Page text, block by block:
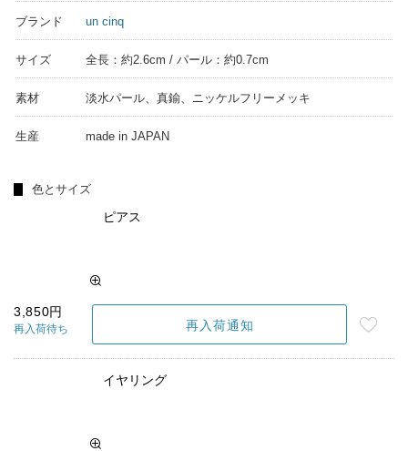
ブランド un cinq
サイズ 全長：約2.6cm / パール：約0.7cm
素材 淡水パール、真鍮、ニッケルフリーメッキ
生産 made in JAPAN
色とサイズ
ピアス
3,850円
再入荷待ち 再入荷通知
イヤリング